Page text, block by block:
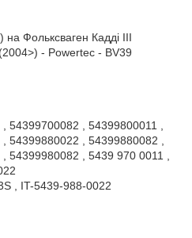
на Фольксваген Кадді III
- Powertec - BV39
54399700082 , 54399800011 ,
54399880022 , 54399880082 ,
54399980082 , 5439 970 0011 ,
, IT-5439-988-0022